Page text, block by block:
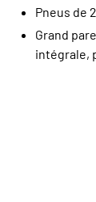
Pneus de
Grand
intégrale,